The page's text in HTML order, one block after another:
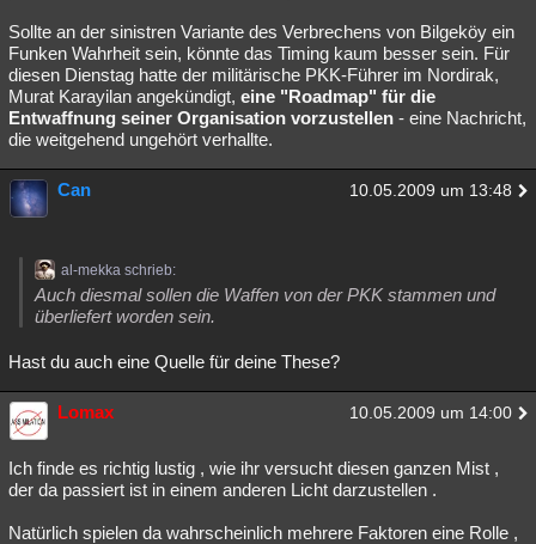
Sollte an der sinistren Variante des Verbrechens von Bilgeköy ein
Funken Wahrheit sein, könnte das Timing kaum besser sein. Für
diesen Dienstag hatte der militärische PKK-Führer im Nordirak,
Murat Karayilan angekündigt, eine "Roadmap" für die
Entwaffnung seiner Organisation vorzustellen - eine Nachricht,
die weitgehend ungehört verhallte.
Can 10.05.2009 um 13:48
al-mekka schrieb:
Auch diesmal sollen die Waffen von der PKK stammen und
überliefert worden sein.
Hast du auch eine Quelle für deine These?
Lomax 10.05.2009 um 14:00
Ich finde es richtig lustig , wie ihr versucht diesen ganzen Mist ,
der da passiert ist in einem anderen Licht darzustellen .
Natürlich spielen da wahrscheinlich mehrere Faktoren eine Rolle ,